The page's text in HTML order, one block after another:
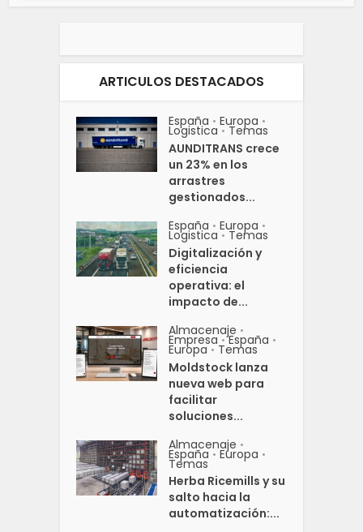
ARTICULOS DESTACADOS
España • Europa •
Logistica • Temas
AUNDITRANS crece
un 23% en los
arrastres
gestionados...
España • Europa •
Logistica • Temas
Digitalización y
eficiencia
operativa: el
impacto de...
Almacenaje •
Empresa • España •
Europa • Temas
Moldstock lanza
nueva web para
facilitar
soluciones...
Almacenaje •
España • Europa •
Temas
Herba Ricemills y su
salto hacia la
automatización:...